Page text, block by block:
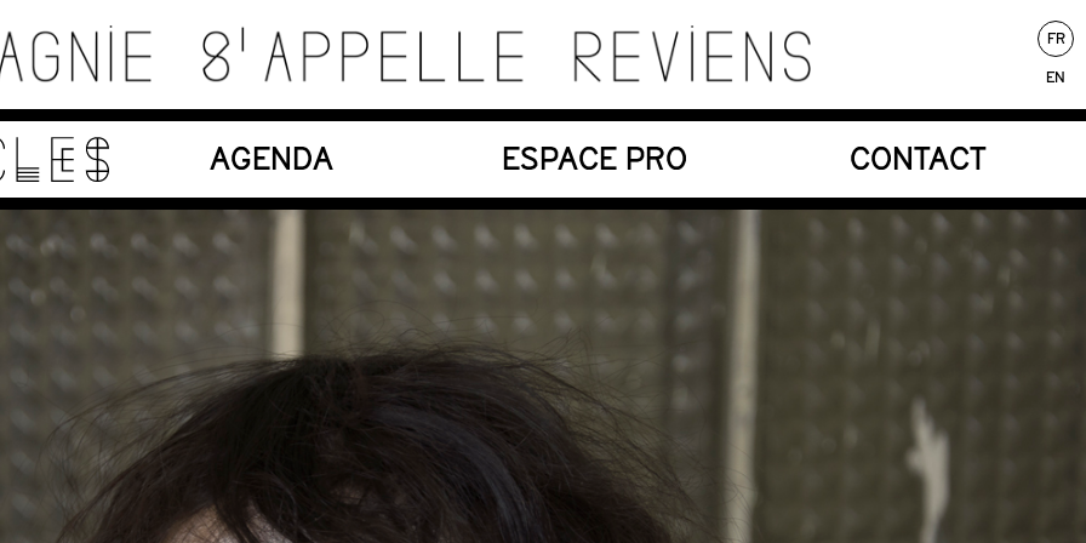
matériaux, machines, acteurs et compositions sonores au service d’une écriture poétique.
AGENDA ESPACE PRO CONTACT
FR
EN
En création Au répertoire